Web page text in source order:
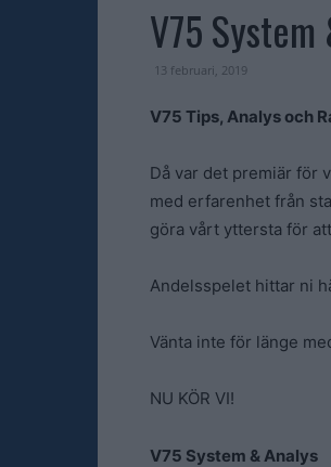
V75
13 februari, 2019
V75 Tips, Analys och
Då var det premiär för
med erfarenhet från
göra vårt yttersta för
Andelsspelet hittar ni
Vänta inte för länge
NU KÖR VI!
V75 System & Analys